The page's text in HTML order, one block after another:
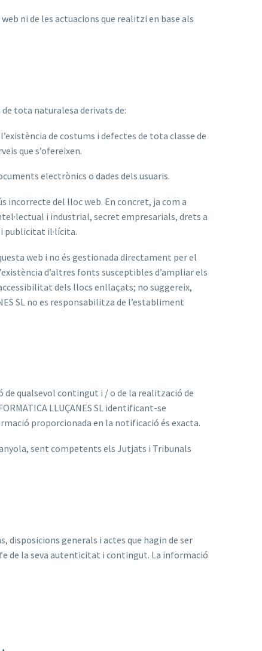
ni de les actuacions que realitzi en base als
de tota naturalesa derivats de:
de costums i defectes de tota classe de
que s’ofereixen.
electrònics o dades dels usuaris.
incorrecte del lloc web. En concret, ja com a
i industrial, secret empresarials, drets a
publicitat il·lícita.
web i no és gestionada directament per el
d’altres fonts susceptibles d’ampliar els
dels llocs enllaçats; no suggereix,
SL no es responsabilitza de l’establiment
de qualsevol contingut i / o de la realització de
LLUÇANES SL identificant-se
proporcionada en la notificació és exacta.
sent competents els Jutjats i Tribunals
generals i actes que hagin de ser
de la seva autenticitat i contingut. La informació